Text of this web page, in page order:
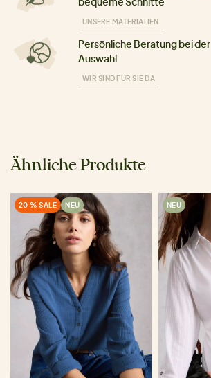
UNSERE MATERIALIEN
Persönliche Beratung bei der
Auswahl
WIR SIND FÜR SIE DA
Ähnliche Produkte
20 % SALE NEU NEU